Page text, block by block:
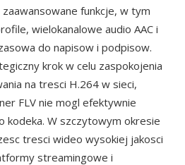
funkcje, w tym
wielokanalowe audio AAC i
do napisow i podpisow.
krok w celu zaspokojenia
na tresci H.264 w sieci,
FLV nie mogl efektywnie
kodeka. W szczytowym okresie
tresci wideo wysokiej jakosci
streamingowe i